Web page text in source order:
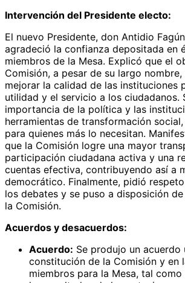
Intervención del Presidente electo:
El nuevo Presidente, don Antidio
agradeció la confianza depositada en
miembros de la Mesa. Explicó que el
Comisión, a pesar de su largo
mejorar la calidad de las instituciones
utilidad y el servicio a los ciudadanos.
importancia de la política y las
herramientas de transformación
para quienes más lo necesitan.
que la Comisión logre una mayor
participación ciudadana activa y una
cuentas efectiva, contribuyendo así a
democrático. Finalmente, pidió
los debates y se puso a disposición
la Comisión.
Acuerdos y desacuerdos:
Acuerdo: Se produjo un acuerdo
constitución de la Comisión y en
miembros para la Mesa, tal